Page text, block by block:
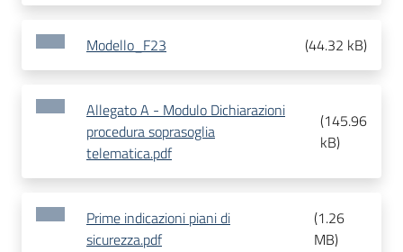
Modello_F23 (44.32 kB)
Allegato A - Modulo Dichiarazioni
procedura soprasoglia
telematica.pdf
(145.96
kB)
Prime indicazioni piani di
sicurezza.pdf
(1.26
MB)